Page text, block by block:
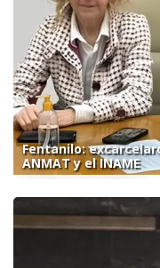
Fentanilo:
ANMAT y el INAME